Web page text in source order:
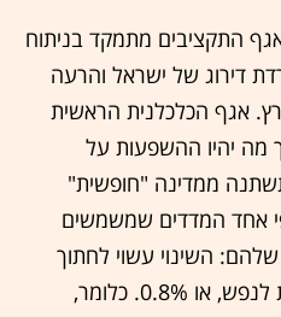
התקציבים מתמקד בניתוח
דירוג של ישראל והרעה
אגף הכלכלנית הראשית
מה יהיו ההשפעות על
ממדינה "חופשית"
אחד המדדים שמשמשים
השינוי עשוי לחתוך
מחצית (!) מהצמיחה השנתית לנפש, או 0.8%. כלומר,